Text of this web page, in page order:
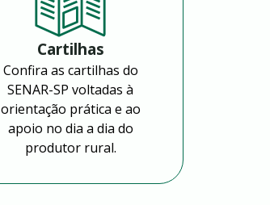
Cartilhas
Confira as cartilhas do
SENAR-SP voltadas à
orientação prática e ao
apoio no dia a dia do
produtor rural.